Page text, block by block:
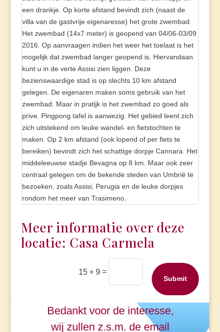
een drankje. Op korte afstand bevindt zich (naast de
villa van de gastvrije eigenaresse) het grote zwembad.
Het zwembad (14x7 meter) is geopend van 04/06-03/09
2016. Op aanvraagen indien het weer het toelaat is het
mogelijk dat zwembad langer geopend is. Hiervandaan
kunt u in de verte Assisi zien liggen. Deze
bezienswaardige stad is op slechts 10 km afstand
gelegen. De eigenaren maken soms gebruik van het
zwembad. Maar in pratijk is het zwembad zo goed als
prive. Pingpong tafel is aanwezig. Het gebied leent zich
zich uitstekend om leuke wandel- en fietstochten te
maken. Op 2 km afstand (ook lopend of per fiets te
bereiken) bevindt zich het schattige dorpje Cannara. Het
middeleeuwse stadje Bevagna op 8 km. Maar ook zeer
centraal gelegen om de bekende steden van Umbrië te
bezoeken, zoals Assisi, Perugia en de leuke dorpjes
rondom het meer van Trasimeno.
Meer informatie over deze
locatie: Casa Carmela
15 + 9 =
Submit
Bedankt voor de interesse,
wij zullen z.s.m. de email